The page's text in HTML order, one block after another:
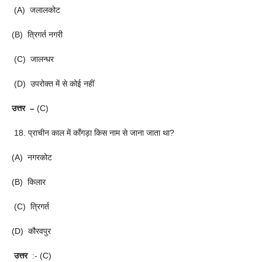
(A) जलालकोट
(B) त्रिगर्त नगरी
(C) जालन्धर
(D) उपरोक्त में से कोई नहीं
उत्तर – (C)
18. प्राचीन काल में काँगड़ा किस नाम से जाना जाता था?
(A) नगरकोट
(B) किलार
(C) त्रिगर्त
(D) कौरवपुर
उत्तर :- (C)